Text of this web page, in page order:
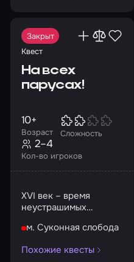
Закрыт
Квест
На всех
парусах!
Возраст
10+
Сложность
Кол-во игроков
2–4
XVI век – время
неустрашимых
приключений, таящих
опасностей
м. Суконная слобода
Похожие квесты